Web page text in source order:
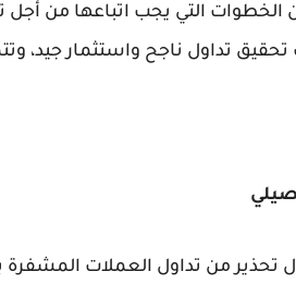
التي يجب اتباعها من أجل
تداول ناجح واستثمار جيد،
تحذير من تداول العملات